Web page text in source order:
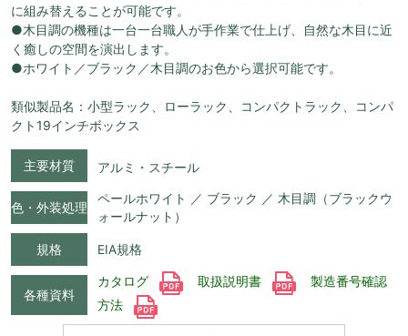
に組み替えることが可能です。
●木目調の機種は一台一台職人が手作業で仕上げ、自然な木目に近
く癒しの空間を演出します。
●ホワイト／ブラック／木目調のお色から選択可能です。
類似製品名：小型ラック、ローラック、コンパクトラック、コンパ
クト19インチボックス
主要材質 アルミ・スチール
色・外装処理
ペールホワイト ／ ブラック ／ 木目調（ブラックウ
ォールナット）
規格 EIA規格
各種資料
カタログ 取扱説明書
製造番号確認
方法